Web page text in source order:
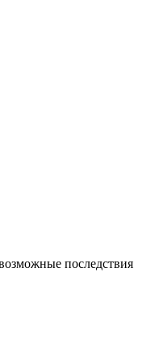
последствия